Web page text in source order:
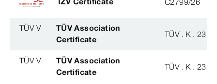
C2799/26
TÜV V
TÜV Association
Certificate
TÜV . K . 23 -
TÜV V
TÜV Association
Certificate
TÜV . K . 23 -